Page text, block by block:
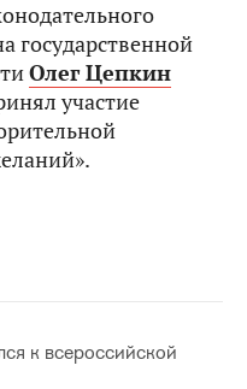
государственной
Олег Цепкин
участие
к всероссийской